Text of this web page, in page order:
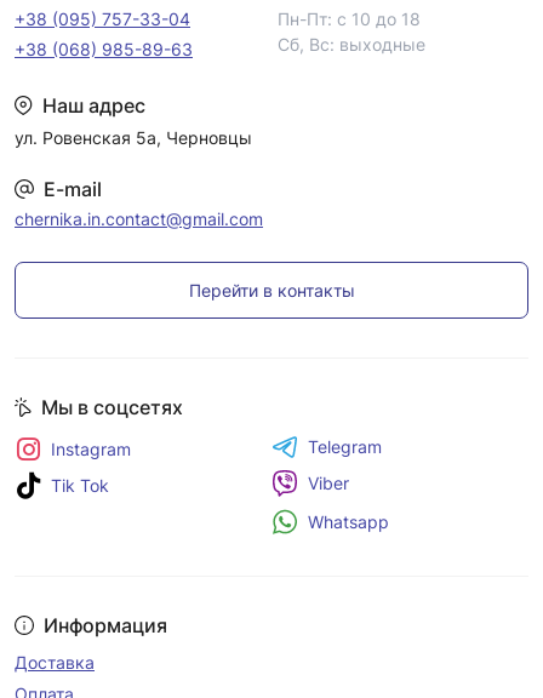
+38 (095) 757-33-04
+38 (068) 985-89-63
Пн-Пт: с 10 до 18
Сб, Вс: выходные
Наш адрес
ул. Ровенская 5а, Черновцы
E-mail
chernika.in.contact@gmail.com
Перейти в контакты
Информация
Доставка
Оплата
Мы в соцсетях
Instagram
Tik Tok
Telegram
Viber
Whatsapp